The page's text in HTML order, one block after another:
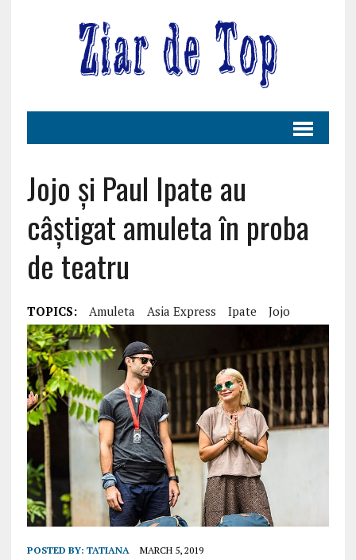
Jojo și Paul Ipate au
câștigat amuleta în proba
de teatru
TOPICS: Amuleta Asia Express Ipate Jojo
POSTED BY: TATIANA MARCH 5, 2019